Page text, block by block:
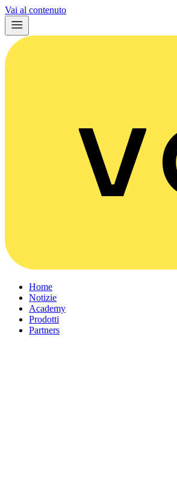
Vai al contenuto
Home
Notizie
Academy
Prodotti
Partners